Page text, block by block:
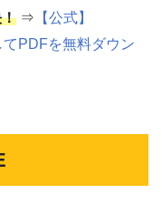
⇒ 【公式】
PDFを無料ダウン